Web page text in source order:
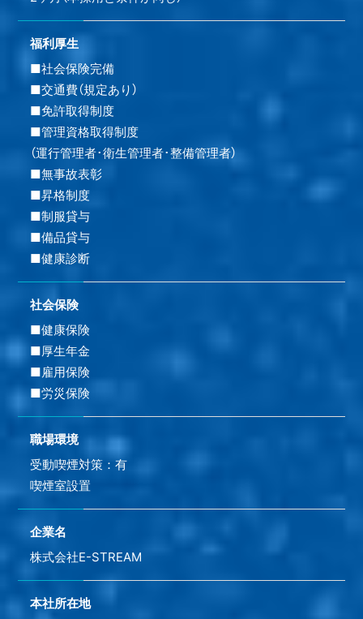
福利厚生
■社会保険完備
■交通費（規定あり）
■免許取得制度
■管理資格取得制度
（運行管理者･衛生管理者･整備管理者）
■無事故表彰
■昇格制度
■制服貸与
■備品貸与
■健康診断
社会保険
■健康保険
■厚生年金
■雇用保険
■労災保険
職場環境
受動喫煙対策：有
喫煙室設置
企業名
株式会社E-STREAM
本社所在地